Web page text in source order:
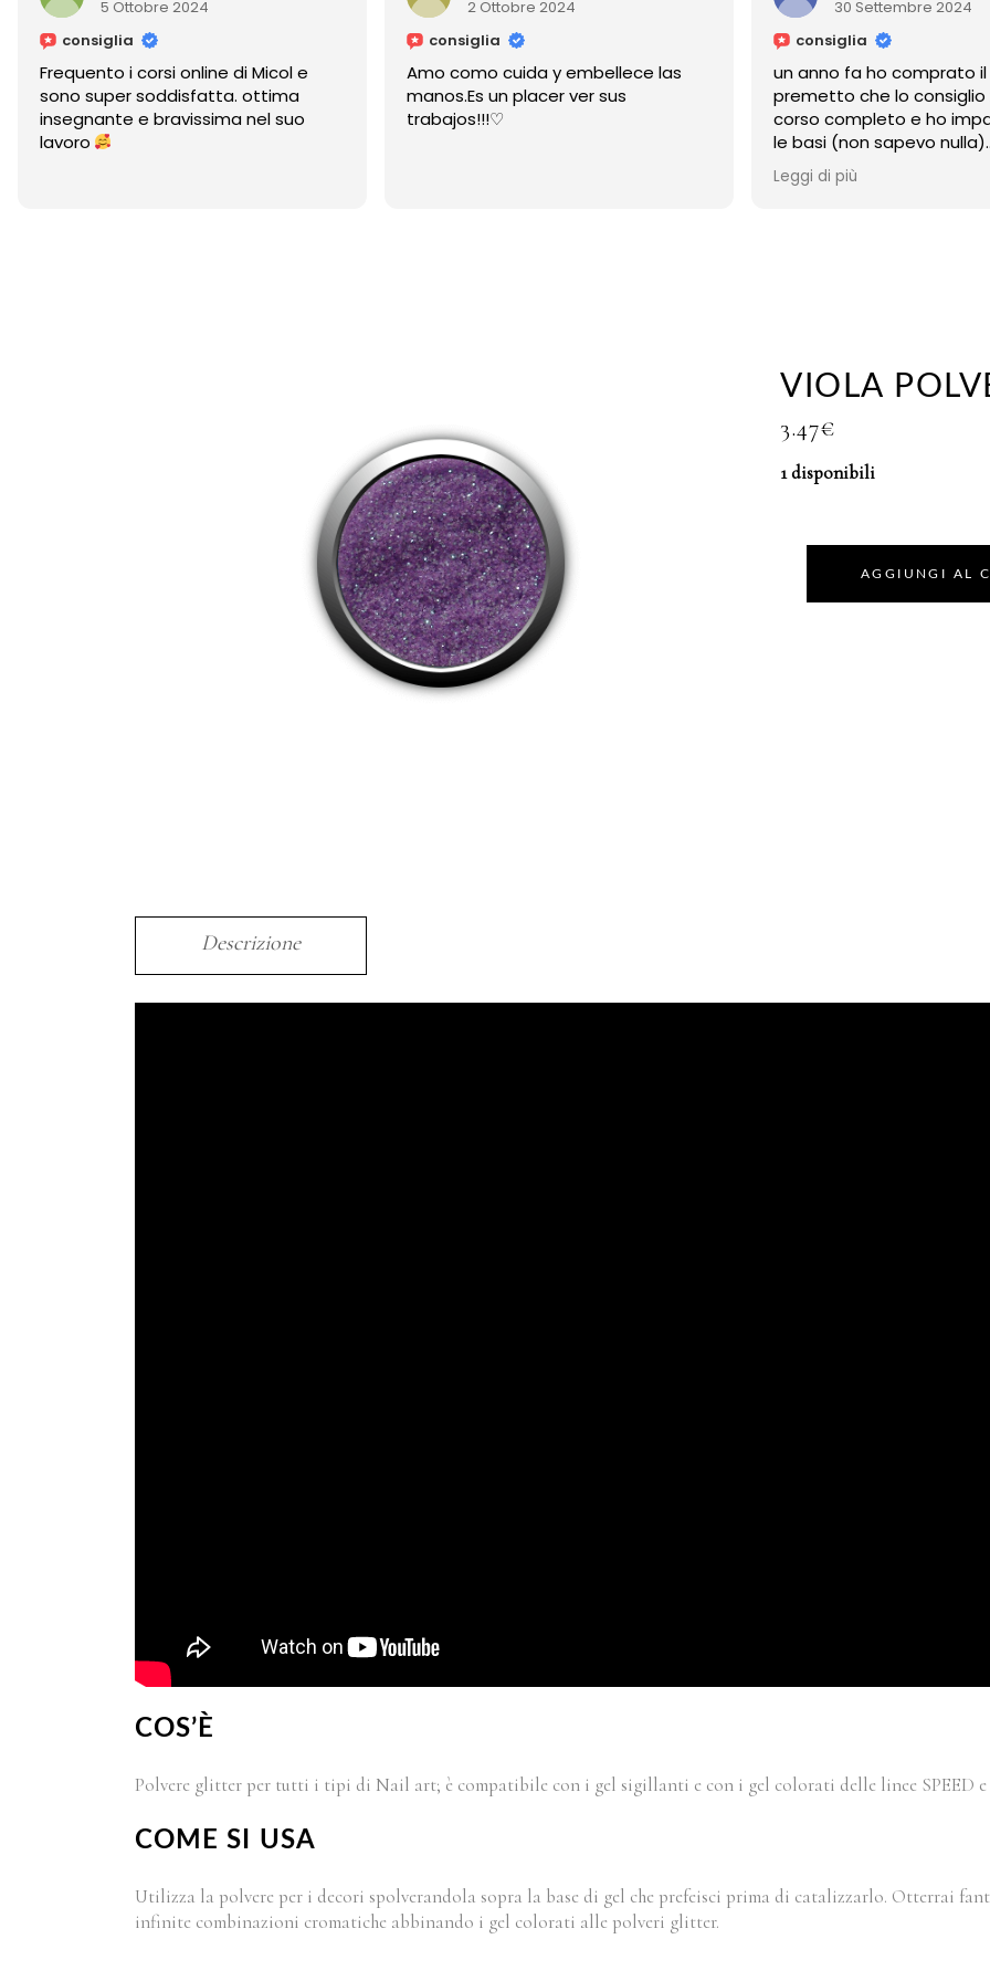
2024
online di Micol e
ottima
bravissima nel suo
2 Ottobre 2024
Amo como cuida y embellece las
manos.Es un placer ver sus
trabajos!!!♡
30 Settembre 2024
un anno fa ho comprato il corso
premetto che lo consiglio xché è un
corso completo e ho imparato tutte
le basi (non sapevo nulla)
ma la cosa più bella è che micol è
sempre disponibile
VIOLA
3.47€
1 disponibili
AGGIUNGI AL
Descrizione
COS’È
Polvere glitter per tutti i tipi di Nail art; è compatibile con i gel sigillanti e con i gel colorati delle linee SPEED e
COME SI USA
Utilizza la polvere per i decori spolverandola sopra la base di gel che prefeisci prima di catalizzarlo. Otterrai
infinite combinazioni cromatiche abbinando i gel colorati alle polveri glitter.